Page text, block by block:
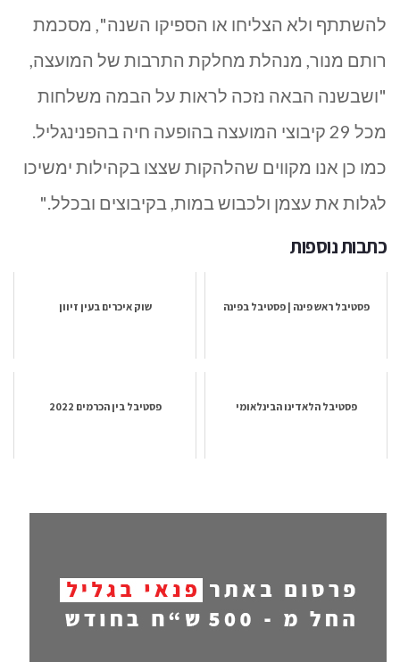
להשתתף ולא הצליחו או הספיקו השנה", מסכמת
רותם מנור, מנהלת מחלקת התרבות של המועצה,
"ושבשנה הבאה נזכה לראות על הבמה משלחות
מכל 29 קיבוצי המועצה בהופעה חיה בהפנינגליל.
כמו כן אנו מקווים שהלהקות שצצו בקהילות ימשיכו
לגלות את עצמן ולכבוש במות, בקיבוצים ובכלל".
כתבות נוספות
פסטיבל ראש פינה | פסטיבל בפינה שוק איכרים בעין זיוון
פסטיבל הלאדינו הבינלאומי פסטיבל בין הכרמים 2022